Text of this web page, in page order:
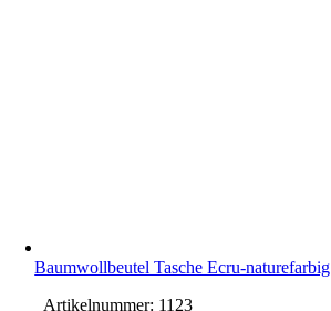
Baumwollbeutel Tasche Ecru-naturefarbig
Artikelnummer: 1123